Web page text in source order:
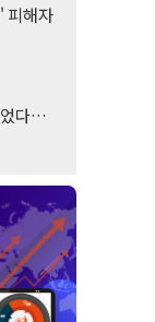
피해자
었다…